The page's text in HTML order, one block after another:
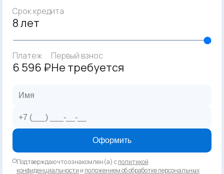
Срок кредита
8 лет
Платеж
6 596 ₽
Первый взнос
Не требуется
Оформить
Подтверждаю что ознакомлен(а) сполитикой
конфиденциальности и положением об обработке персональных